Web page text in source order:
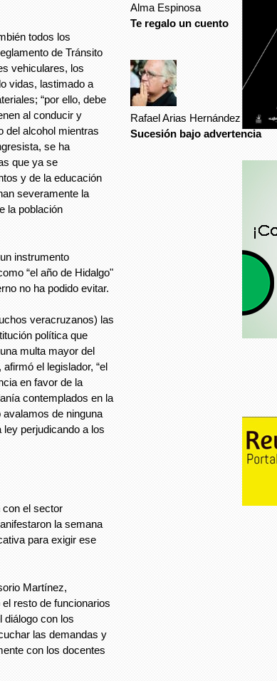
todos los
de Tránsito
vehiculares, los
vidas, lastimado a
“por ello, debe
al conducir y
del alcohol mientras
se ha
que ya se
y de la educación
severamente la
la población
instrumento
“el año de Hidalgo"
no ha podido evitar.
veracruzanos) las
política que
multa mayor del
el legislador, “el
en favor de la
contemplados en la
de ninguna
perjudicando a los
con el sector
la semana
para exigir ese
Martínez,
resto de funcionarios
diálogo con los
las demandas y
con los docentes
Alma Espinosa
Te regalo un cuento
Rafael Arias Hernández
Sucesión bajo advertencia